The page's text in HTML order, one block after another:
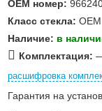
OEM номер:
Класс стекла: OEM
Наличие: в
Комплектация:
расшифровка
Гарантия на